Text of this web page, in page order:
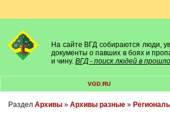
На сайте ВГД собираются люди,
документы о павших в боях и
и чину. ВГД - поиск людей в
VGD.RU
Раздел Архивы» Архивы разные»